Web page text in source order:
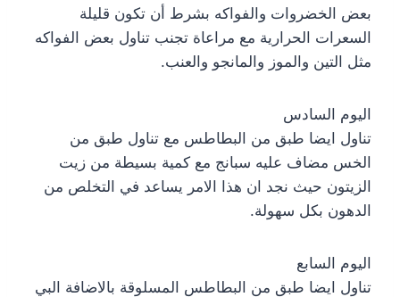
بعض الخضروات والفواكه بشرط أن تكون قليلة
السعرات الحرارية مع مراعاة تجنب تناول بعض الفواكه
مثل التين والموز والمانجو والعنب.
اليوم السادس
تناول ايضا طبق من البطاطس مع تناول طبق من
الخس مضاف عليه سبانج مع كمية بسيطة من زيت
الزيتون حيث نجد ان هذا الامر يساعد في التخلص من
الدهون بكل سهولة.
اليوم السابع
تناول ايضا طبق من البطاطس المسلوقة بالاضافة البي